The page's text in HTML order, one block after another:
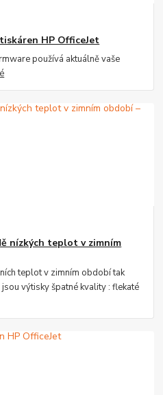
HP OfficeJet
používá aktuálně vaše
nízkých teplot v zimním
teplot v zimním období tak
výtisky špatné kvality : flekaté